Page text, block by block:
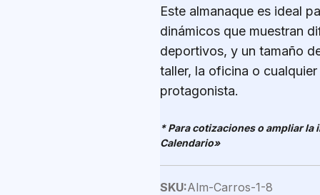
Este almanaque es ideal
dinámicos que muestran
deportivos, y un tamaño
taller, la oficina o
protagonista.
* Para cotizaciones o ampliar
Calendario»
SKU:Alm-Carros-1-8